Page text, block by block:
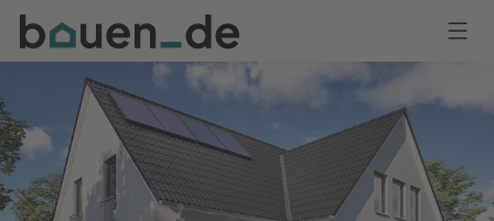
Bauen
Logo
Anmelden